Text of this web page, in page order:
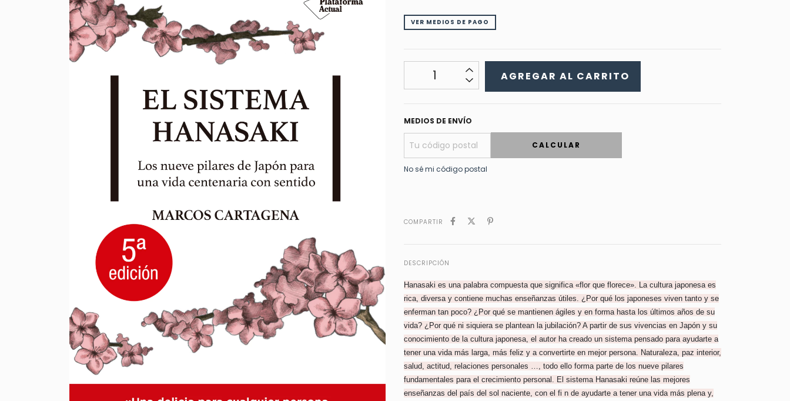
VER MEDIOS DE PAGO
MEDIOS DE ENVÍO
CALCULAR
No sé mi código postal
COMPARTIR
DESCRIPCIÓN
Hanasaki es una palabra compuesta que significa «flor que florece». La cultura japonesa es
rica, diversa y contiene muchas enseñanzas útiles. ¿Por qué los japoneses viven tanto y se
enferman tan poco? ¿Por qué se mantienen ágiles y en forma hasta los últimos años de su
vida? ¿Por qué ni siquiera se plantean la jubilación? A partir de sus vivencias en Japón y su
conocimiento de la cultura japonesa, el autor ha creado un sistema pensado para ayudarte a
tener una vida más larga, más feliz y a convertirte en mejor persona. Naturaleza, paz interior,
salud, actitud, relaciones personales …, todo ello forma parte de los nueve pilares
fundamentales para el crecimiento personal. El sistema Hanasaki reúne las mejores
enseñanzas del país del sol naciente, con el fi n de ayudarte a tener una vida más plena y,